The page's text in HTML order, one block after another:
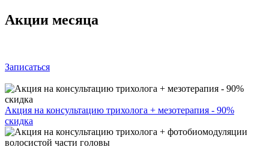
Акции месяца
Записаться
Акция на консультацию трихолога + мезотерапия - 90%
скидка